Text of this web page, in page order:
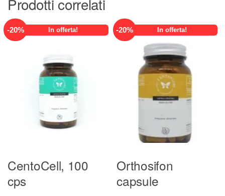
-20% In offerta!
CentoCell, 100
cps
-20% In offerta!
Orthosifon
capsule